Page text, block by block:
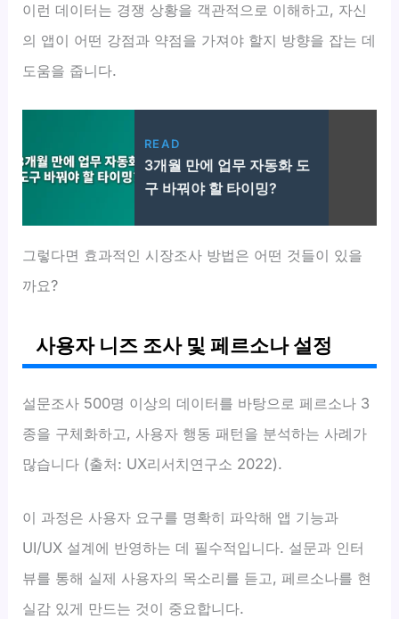
이런 데이터는 경쟁 상황을 객관적으로 이해하고, 자신
의 앱이 어떤 강점과 약점을 가져야 할지 방향을 잡는 데
도움을 줍니다.
READ
3개월 만에 업무 자동화 도
구 바꿔야 할 타이밍?
그렇다면 효과적인 시장조사 방법은 어떤 것들이 있을
까요?
사용자 니즈 조사 및 페르소나 설정
설문조사 500명 이상의 데이터를 바탕으로 페르소나 3
종을 구체화하고, 사용자 행동 패턴을 분석하는 사례가
많습니다 (출처: UX리서치연구소 2022).
이 과정은 사용자 요구를 명확히 파악해 앱 기능과
UI/UX 설계에 반영하는 데 필수적입니다. 설문과 인터
뷰를 통해 실제 사용자의 목소리를 듣고, 페르소나를 현
실감 있게 만드는 것이 중요합니다.